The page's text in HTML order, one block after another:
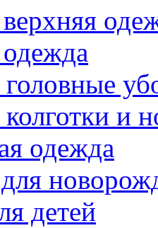
головные
и
одежда
детей